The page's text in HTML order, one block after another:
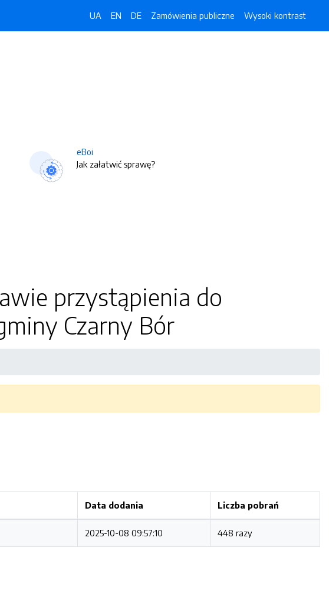
UA EN DE Zamówienia publiczne Wysoki kontrast
eBoi
Jak załatwić sprawę?
przystąpienia do
Czarny Bór
Data dodania Liczba pobrań
2025-10-08 09:57:10 448 razy